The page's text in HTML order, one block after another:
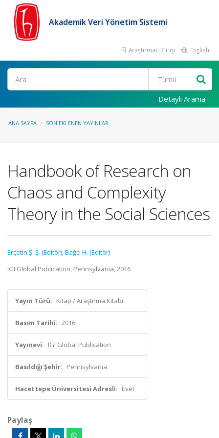
Akademik Veri Yönetim Sistemi
Araştırmacı Girişi English
Ara
Detaylı Arama
ANA SAYFA SON EKLENEN YAYINLAR
Handbook of Research on
Chaos and Complexity
Theory in the Social Sciences
Erçetin Ş. Ş. (Editör),Bağcı H. (Editör)
IGI Global Publication, Pennsylvania, 2016
Yayın Türü: Kitap / Araştırma Kitabı
Basım Tarihi: 2016
Yayınevi: IGI Global Publication
Basıldığı Şehir: Pennsylvania
Hacettepe Üniversitesi Adresli: Evet
Paylaş